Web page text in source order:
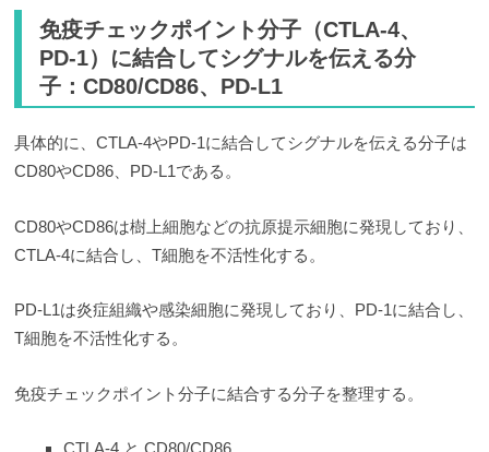
免疫チェックポイント分子（CTLA-4、
PD-1）に結合してシグナルを伝える分
子：CD80/CD86、PD-L1
具体的に、CTLA-4やPD-1に結合してシグナルを伝える分子は
CD80やCD86、PD-L1である。
CD80やCD86は樹上細胞などの抗原提示細胞に発現しており、
CTLA-4に結合し、T細胞を不活性化する。
PD-L1は炎症組織や感染細胞に発現しており、PD-1に結合し、
T細胞を不活性化する。
免疫チェックポイント分子に結合する分子を整理する。
CTLA-4 と CD80/CD86